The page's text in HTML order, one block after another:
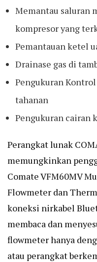
Memantau saluran
kompresor yang
Pemantauan ketel
Drainase gas di
Pengukuran
tahanan
Pengukuran cairan
Perangkat lunak
memungkinkan
Comate VFM60MV
Flowmeter dan
koneksi nirkabel
membaca dan
flowmeter hanya
atau perangkat